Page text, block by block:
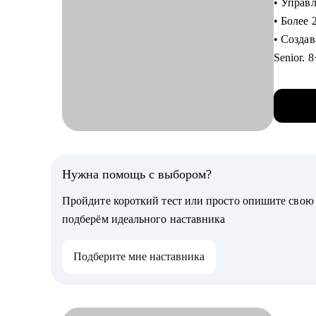
•
•
• Более
•
Senior.
•
•
С чем
Нужна помощь с выбором?
Пройдите короткий тест или просто опишите
подберём идеального наставника
Подберите мне наставника